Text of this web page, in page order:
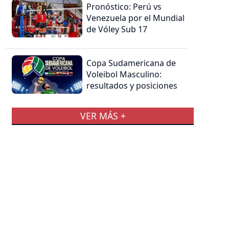
Pronóstico: Perú vs
Venezuela por el Mundial
de Vóley Sub 17
Copa Sudamericana de
Voleibol Masculino:
resultados y posiciones
VER MÁS +